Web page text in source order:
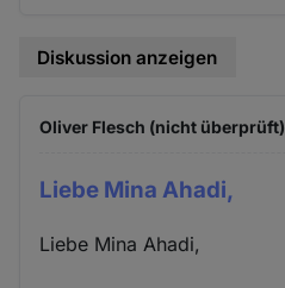
Diskussion anzeigen
Oliver Flesch (nicht überprüft)
Liebe Mina Ahadi,
Liebe Mina Ahadi,